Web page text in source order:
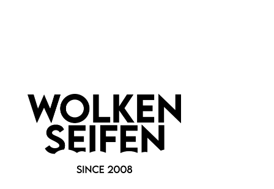
Informationen
Gesetzliche Informationen
Wissenswertes